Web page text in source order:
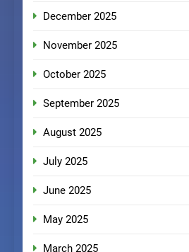
December 2025
November 2025
October 2025
September 2025
August 2025
July 2025
June 2025
May 2025
March 2025